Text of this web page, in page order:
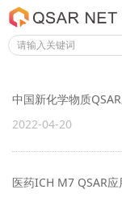
2022-04-20